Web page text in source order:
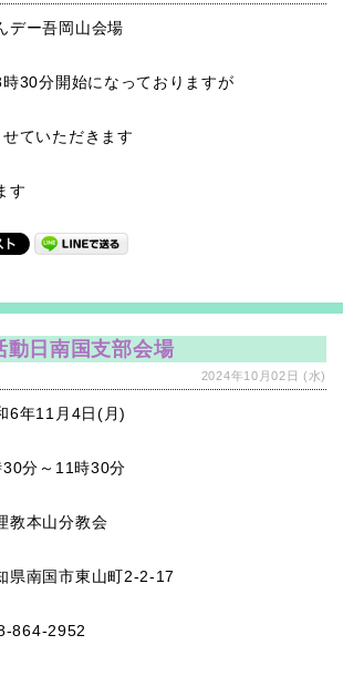
デー吾岡山会場
30分開始になっておりますが
ていただきます
す
動日南国支部会場
2024年10月02日 (水)
年11月4日(月)
時30分
本山分教会
南国市東山町2-2-17
2952